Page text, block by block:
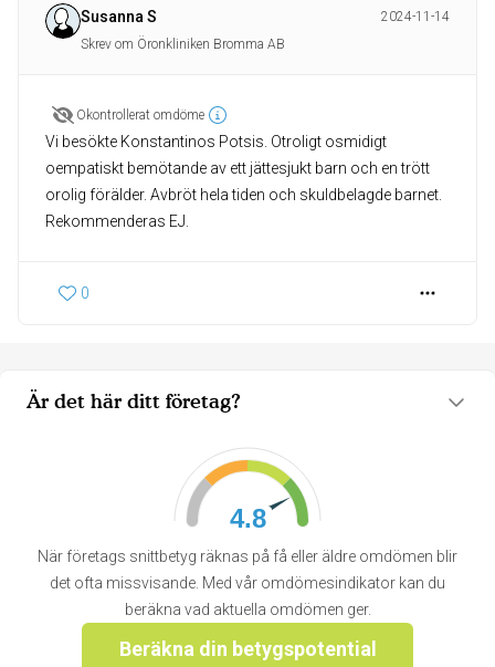
Är det här ditt företag?
4.8
När företags snittbetyg räknas på få eller äldre omdömen blir
det ofta missvisande. Med vår omdömesindikator kan du
beräkna vad aktuella omdömen ger.
Beräkna din betygspotential
Susanna S
2024-11-14
Skrev om Öronkliniken Bromma AB
Okontrollerat omdöme
Vi besökte Konstantinos Potsis. Otroligt osmidigt
oempatiskt bemötande av ett jättesjukt barn och en trött
orolig förälder. Avbröt hela tiden och skuldbelagde barnet.
Rekommenderas EJ.
0